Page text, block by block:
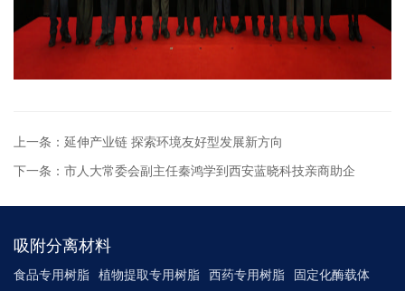
上一条：延伸产业链 探索环境友好型发展新方向
下一条：市人大常委会副主任秦鸿学到西安蓝晓科技亲商助企
吸附分离材料
食品专用树脂 植物提取专用树脂 西药专用树脂 固定化酶载体